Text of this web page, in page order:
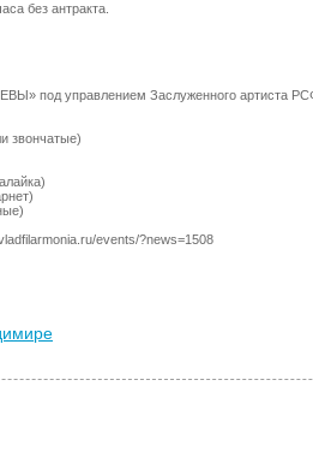
без антракта.
под управлением Заслуженного артиста
звончатые)
events/?news=1508